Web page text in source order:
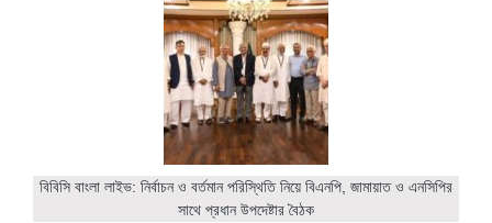
বিবিসি বাংলা লাইভ: নির্বাচন ও বর্তমান পরিস্থিতি নিয়ে বিএনপি, জামায়াত ও এনসিপির
সাথে প্রধান উপদেষ্টার বৈঠক